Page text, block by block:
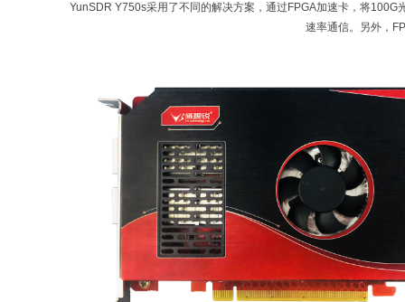
YunSDR Y750s采用了不同的解决方案，通过FPGA加速卡，将
速率通信。另外，